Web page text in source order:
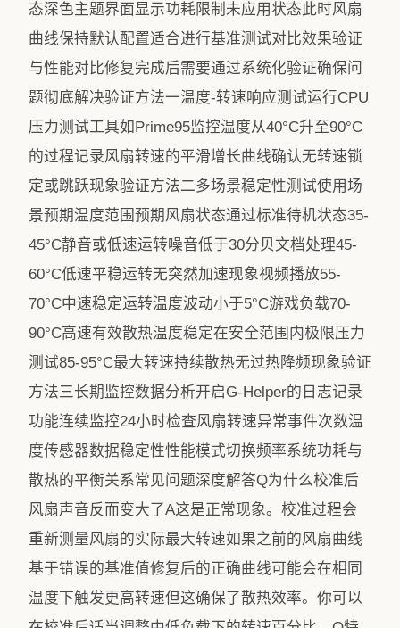
态深色主题界面显示功耗限制未应用状态此时风扇
曲线保持默认配置适合进行基准测试对比效果验证
与性能对比修复完成后需要通过系统化验证确保问
题彻底解决验证方法一温度-转速响应测试运行CPU
压力测试工具如Prime95监控温度从40°C升至90°C
的过程记录风扇转速的平滑增长曲线确认无转速锁
定或跳跃现象验证方法二多场景稳定性测试使用场
景预期温度范围预期风扇状态通过标准待机状态35-
45°C静音或低速运转噪音低于30分贝文档处理45-
60°C低速平稳运转无突然加速现象视频播放55-
70°C中速稳定运转温度波动小于5°C游戏负载70-
90°C高速有效散热温度稳定在安全范围内极限压力
测试85-95°C最大转速持续散热无过热降频现象验证
方法三长期监控数据分析开启G-Helper的日志记录
功能连续监控24小时检查风扇转速异常事件次数温
度传感器数据稳定性性能模式切换频率系统功耗与
散热的平衡关系常见问题深度解答Q为什么校准后
风扇声音反而变大了A这是正常现象。校准过程会
重新测量风扇的实际最大转速如果之前的风扇曲线
基于错误的基准值修复后的正确曲线可能会在相同
温度下触发更高转速但这确保了散热效率。你可以